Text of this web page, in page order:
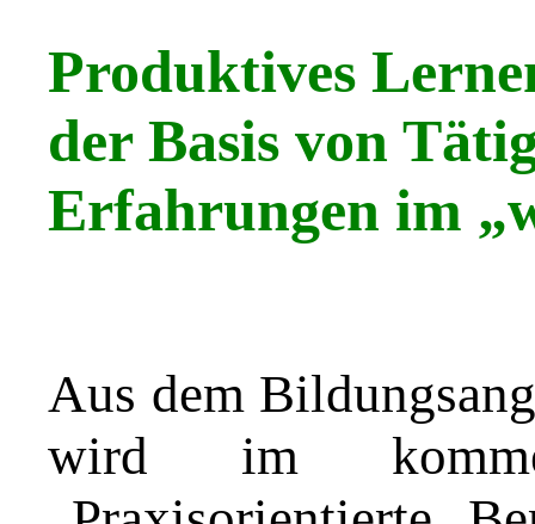
Produktives
der Basis von
Erfahrungen im
Aus dem
wird im